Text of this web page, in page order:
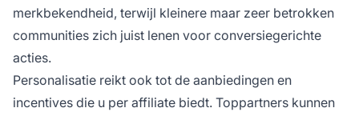
merkbekendheid, terwijl kleinere maar zeer betrokken
communities zich juist lenen voor conversiegerichte
acties.
Personalisatie reikt ook tot de aanbiedingen en
incentives die u per affiliate biedt. Toppartners kunnen